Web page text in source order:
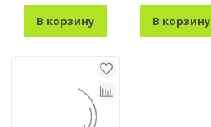
В корзину В корзину